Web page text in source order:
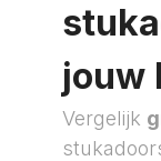
jouw
Vergelijk